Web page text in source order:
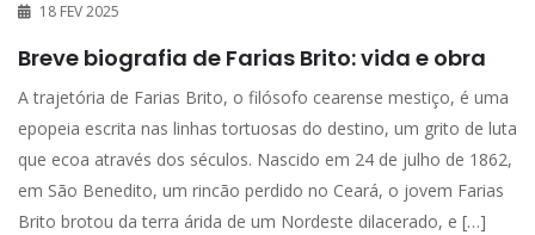
18 FEV 2025
Breve biografia de Farias Brito: vida e obra
A trajetória de Farias Brito, o filósofo cearense mestiço, é uma
epopeia escrita nas linhas tortuosas do destino, um grito de luta
que ecoa através dos séculos. Nascido em 24 de julho de 1862,
em São Benedito, um rincão perdido no Ceará, o jovem Farias
Brito brotou da terra árida de um Nordeste dilacerado, e […]